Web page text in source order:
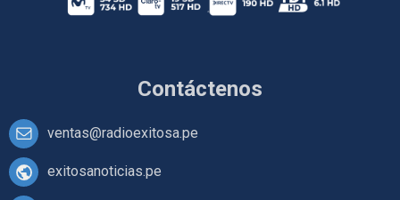
Contáctenos
ventas@radioexitosa.pe
exitosanoticias.pe